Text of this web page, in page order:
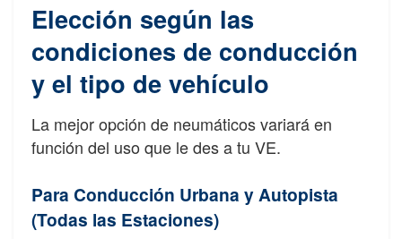
Elección según las
condiciones de conducción
y el tipo de vehículo
La mejor opción de neumáticos variará en
función del uso que le des a tu VE.
Para Conducción Urbana y Autopista
(Todas las Estaciones)